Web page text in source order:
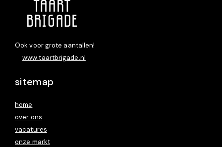
Ook voor grote aantallen!
www.taartbrigade.nl
sitemap
home
over ons
vacatures
onze markt